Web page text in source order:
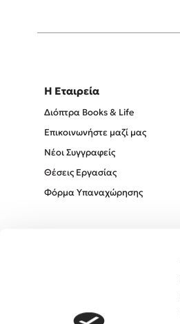
Η Εταιρεία
Διόπτρα Books & Life
Επικοινωνήστε μαζί μας
Νέοι Συγγραφείς
Θέσεις Εργασίας
Φόρμα Υπαναχώρησης